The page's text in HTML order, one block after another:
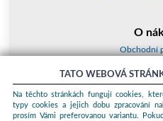
O
Obchodní
Kontakty
Essox
TATO WEBOVÁ
Na těchto stránkách fungují cookies,
typy cookies a jejich dobu zpracování
prosím Vámi preferovanou variantu.